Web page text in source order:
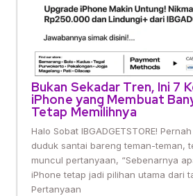
Bukan Sekadar Tren, Ini 7
iPhone yang Membuat
Tetap Memilihnya
Halo Sobat IBGADGETSTORE!
duduk santai bareng teman-teman,
muncul pertanyaan, “Sebenarnya
iPhone tetap jadi pilihan utama dari
Pertanyaan